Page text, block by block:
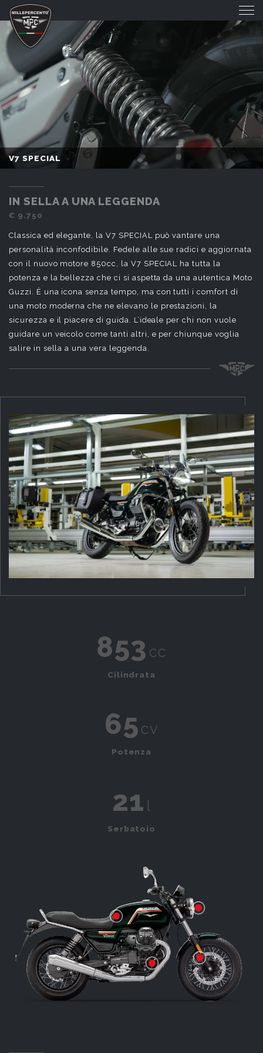
V7 SPECIAL
V7 SPECIAL
IN SELLA A UNA LEGGENDA
€ 9.750
Classica ed elegante, la V7 SPECIAL può vantare una
personalità inconfodibile. Fedele alle sue radici e aggiornata
con il nuovo motore 850cc, la V7 SPECIAL ha tutta la
potenza e la bellezza che ci si aspetta da una autentica Moto
Guzzi. È una icona senza tempo, ma con tutti i comfort di
una moto moderna che ne elevano le prestazioni, la
sicurezza e il piacere di guida. L’ideale per chi non vuole
guidare un veicolo come tanti altri, e per chiunque voglia
salire in sella a una vera leggenda.
853 cc
Cilindrata
65 cv
Potenza
21 l
Serbatoio
LCD digitale